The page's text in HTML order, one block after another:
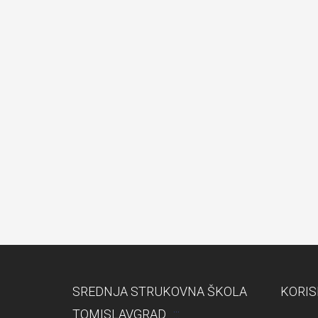
SREDNJA STRUKOVNA ŠKOLA
TOMISLAVGRAD